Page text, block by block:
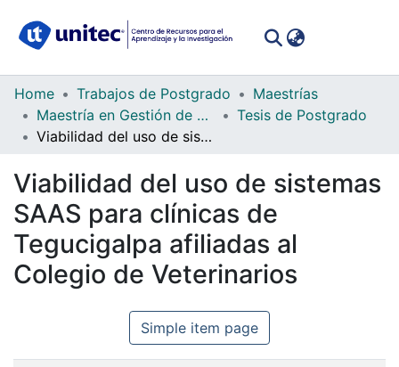
Communities
Collections
All of DSpace
Statistics
Home Trabajos de Postgrado
Maestrías
Maestría en Gestión de Tecnologías de la Información
Tesis de Postgrado
Viabilidad del uso de sistemas SAAS para clínicas de Tegucigalpa afiliadas al Colegio de Veterinarios
Viabilidad del uso de sistemas
SAAS para clínicas de
Tegucigalpa afiliadas al
Colegio de Veterinarios
Simple item page